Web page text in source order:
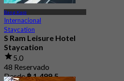
Bang Kapi
Internacional
Staycation
S Ram Leisure Hotel
Staycation
5.0
48 Reservado
Desde฿ 1,499.5